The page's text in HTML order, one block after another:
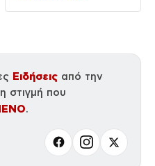
Ειδήσεις από την
στιγμή που
.